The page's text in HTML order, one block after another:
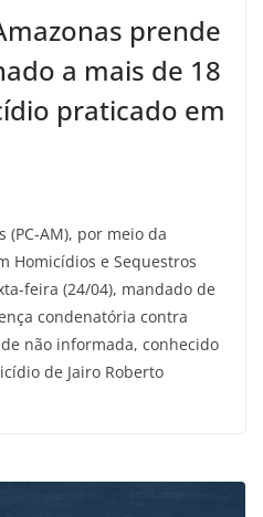
prende
a mais de 18
praticado em
(PC-AM), por meio da
Homicídios e Sequestros
feira (24/04), mandado de
condenatória contra
não informada, conhecido
de Jairo Roberto